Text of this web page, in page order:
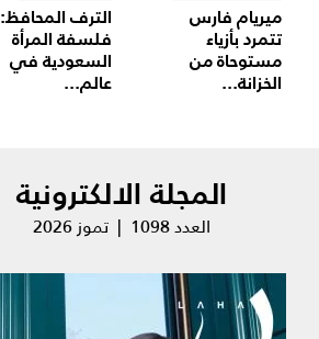
ميريام فارس
تتمرد بأزياء
مستوحاة من
الخزانة...
الترف المحافظ:
فلسفة المرأة
السعودية في
عالم...
المجلة الالكترونية
العدد 1098 | تموز 2026